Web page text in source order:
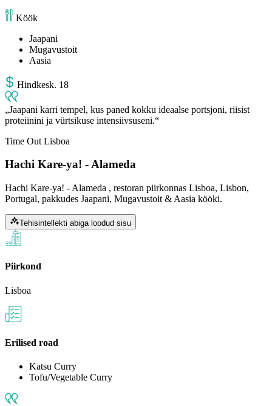
Köök
Jaapani
Mugavustoit
Aasia
Hindkesk. 18
Jaapani karri tempel, kus paned kokku ideaalse portsjoni, riisist
proteiinini ja vürtsikuse intensiivsuseni.
Time Out Lisboa
Hachi Kare-ya! - Alameda
Hachi Kare-ya! - Alameda , restoran piirkonnas Lisboa, Lisbon,
Portugal, pakkudes Jaapani, Mugavustoit & Aasia kööki.
Tehisintellekti abiga loodud sisu
Piirkond
Lisboa
Erilised road
Katsu Curry
Tofu/Vegetable Curry